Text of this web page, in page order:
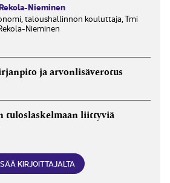
Nieminen
taloushallinnon kouluttaja, Tmi
Nieminen
ja arvonlisäverotus
tuloslaskelmaan liittyviä
KIRJOITTAJALTA